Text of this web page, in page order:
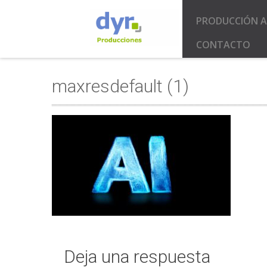
PRODUCCIÓN
CONTACTO
maxresdefault (1)
Deja una respuesta